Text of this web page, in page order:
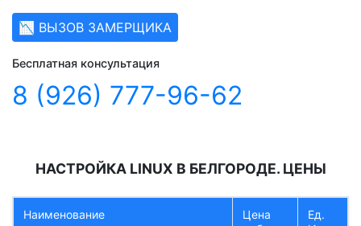
📉 ВЫЗОВ ЗАМЕРЩИКА
Бесплатная консультация
8 (926) 777-96-62
НАСТРОЙКА LINUX В БЕЛГОРОДЕ. ЦЕНЫ
Наименование
Цена
Ед.